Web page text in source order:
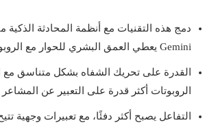
Gemini يعطي العمق البشري للحوار مع الروبوتات.
القدرة على تحريك الشفاه بشكل متناسق مع
الروبوتات أكثر قدرة على التعبير عن المشاعر
التفاعل يصبح أكثر دفئًا، مع تعبيرات وجهية